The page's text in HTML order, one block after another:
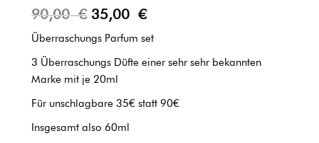
90,00€ 35,00 €
Überraschungs Parfum set
3 Überraschungs Düfte einer sehr sehr bekannten
Marke mit je 20ml
Für unschlagbare 35€ statt 90€
Insgesamt also 60ml